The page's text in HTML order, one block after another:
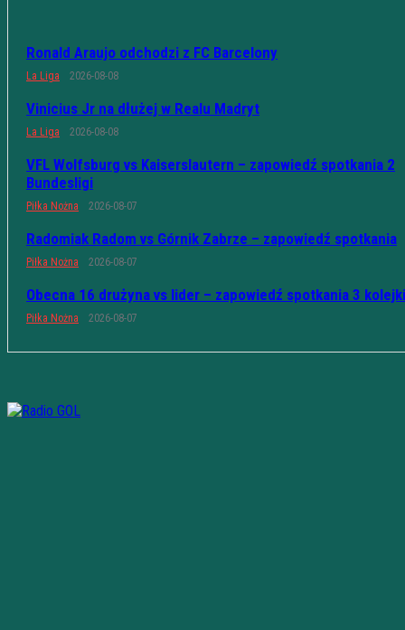
Ronald Araujo odchodzi z FC Barcelony
La Liga 2026-08-08
Vinicius Jr na dłużej w Realu Madryt
La Liga 2026-08-08
VFL Wolfsburg vs Kaiserslautern – zapowiedź spotkania 2
Bundesligi
Piłka Nożna 2026-08-07
Radomiak Radom vs Górnik Zabrze – zapowiedź spotkania
Piłka Nożna 2026-08-07
Obecna 16 drużyna vs lider – zapowiedź spotkania 3 kolejki
Piłka Nożna 2026-08-07